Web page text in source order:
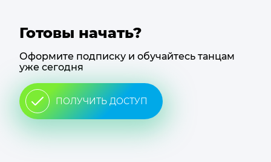
Готовы начать?
Оформите подписку и обучайтесь танцам
уже сегодня
ПОЛУЧИТЬ ДОСТУП